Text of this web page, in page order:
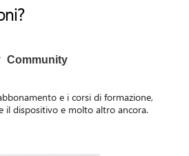
Community
e i corsi di formazione,
il dispositivo e molto altro ancora.